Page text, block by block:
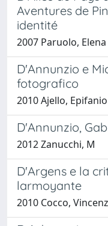
Aventures de
identité
2007 Paruolo, Elena
D'Annunzio e
fotografico
2010 Ajello, Epifanio
D'Annunzio,
2012 Zanucchi, M
D'Argens e la
larmoyante
2010 Cocco,